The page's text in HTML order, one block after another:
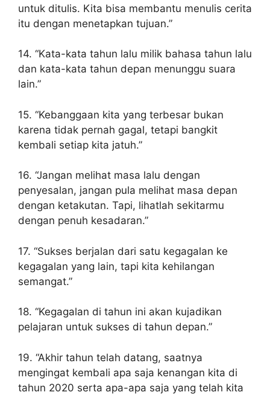
untuk ditulis. Kita bisa membantu menulis cerita
itu dengan menetapkan tujuan.”
14. “Kata-kata tahun lalu milik bahasa tahun lalu
dan kata-kata tahun depan menunggu suara
lain.”
15. “Kebanggaan kita yang terbesar bukan
karena tidak pernah gagal, tetapi bangkit
kembali setiap kita jatuh.”
16. “Jangan melihat masa lalu dengan
penyesalan, jangan pula melihat masa depan
dengan ketakutan. Tapi, lihatlah sekitarmu
dengan penuh kesadaran.”
17. “Sukses berjalan dari satu kegagalan ke
kegagalan yang lain, tapi kita kehilangan
semangat.”
18. “Kegagalan di tahun ini akan kujadikan
pelajaran untuk sukses di tahun depan.”
19. “Akhir tahun telah datang, saatnya
mengingat kembali apa saja kenangan kita di
tahun 2020 serta apa-apa saja yang telah kita